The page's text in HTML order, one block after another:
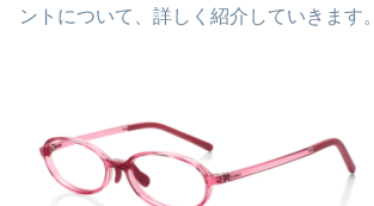
ントについて、詳しく紹介していきます。